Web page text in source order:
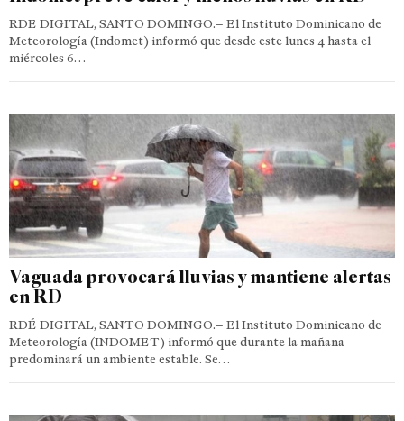
RDE DIGITAL, SANTO DOMINGO.– El Instituto Dominicano de
Meteorología (Indomet) informó que desde este lunes 4 hasta el
miércoles 6…
Vaguada provocará lluvias y mantiene alertas
en RD
RDÉ DIGITAL, SANTO DOMINGO.– El Instituto Dominicano de
Meteorología (INDOMET) informó que durante la mañana
predominará un ambiente estable. Se…